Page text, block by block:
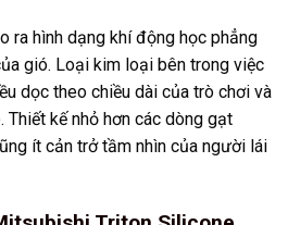
ra hình dạng khí động học phẳng
gió. Loại kim loại bên trong việc
dọc theo chiều dài của trò chơi và
Thiết kế nhỏ hơn các dòng gạt
ít cản trở tầm nhìn của người lái